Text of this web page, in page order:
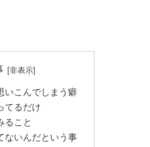
いこんでしまう癖
てるだけ
ること
ないんだという事